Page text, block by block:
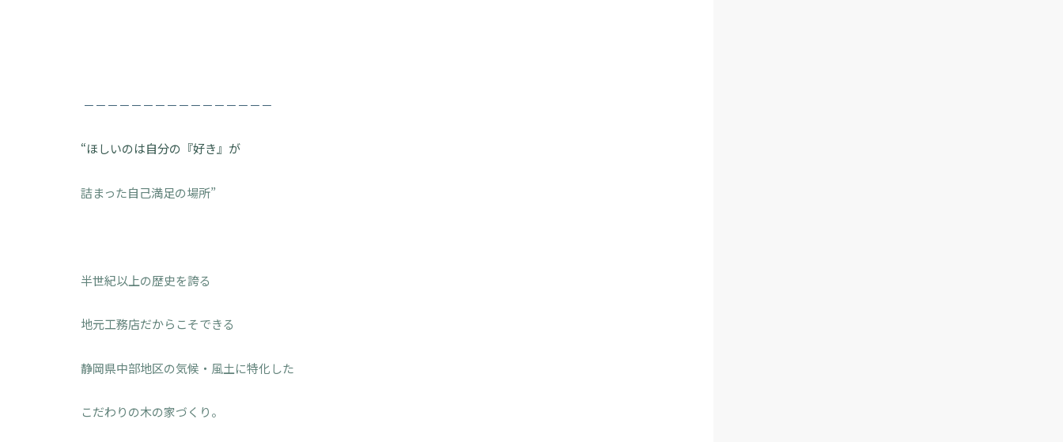
－－－－－－－－－－－－－－－－
“ほしいのは自分の『好き』が
詰まった自己満足の場所”
半世紀以上の歴史を誇る
地元工務店だからこそできる
静岡県中部地区の気候・風土に特化した
こだわりの木の家づくり。